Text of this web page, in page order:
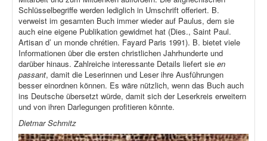
Schlüsselbegriffe werden lediglich in Umschrift offeriert. B.
verweist im gesamten Buch immer wieder auf Paulus, dem sie
auch eine eigene Publikation gewidmet hat (Dies., Saint Paul.
Artisan d’ un monde chrétien. Fayard Paris 1991). B. bietet viele
Informationen über die ersten christlichen Jahrhunderte und
darüber hinaus. Zahlreiche interessante Details liefert sie en
passant, damit die Leserinnen und Leser ihre Ausführungen
besser einordnen können. Es wäre nützlich, wenn das Buch auch
ins Deutsche übersetzt würde, damit sich der Leserkreis erweitern
und von ihren Darlegungen profitieren könnte.
Dietmar Schmitz